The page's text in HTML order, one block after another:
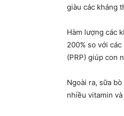
giàu các kháng
Hàm lượng các
200% so với
(PRP) giúp con
Ngoài ra, sữa
nhiều vitamin